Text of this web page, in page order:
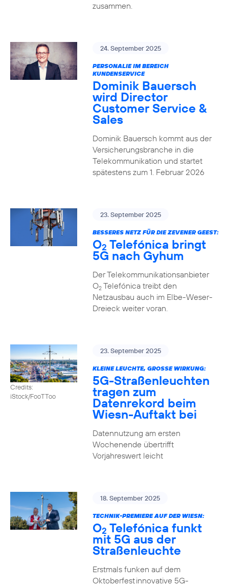
zusammen.
24. September 2025
PERSONALIE IM BEREICH
KUNDENSERVICE
Dominik Bauersch
wird Director
Customer Service &
Sales
Dominik Bauersch kommt aus der
Versicherungsbranche in die
Telekommunikation und startet
spätestens zum 1. Februar 2026
23. September 2025
BESSERES NETZ FÜR DIE ZEVENER GEEST:
O2 Telefónica bringt
5G nach Gyhum
Der Telekommunikationsanbieter
O2Telefónica treibt den
Netzausbau auch im Elbe-Weser-
Dreieck weiter voran.
Credits:
iStock/FooTToo
23. September 2025
KLEINE LEUCHTE, GROSSE WIRKUNG:
5G-Straßenleuchten
tragen zum
Datenrekord beim
Wiesn-Auftakt bei
Datennutzung am ersten
Wochenende übertrifft
Vorjahreswert leicht
18. September 2025
TECHNIK-PREMIERE AUF DER WIESN:
O2 Telefónica funkt
mit 5G aus der
Straßenleuchte
Erstmals funken auf dem
Oktoberfest innovative 5G-